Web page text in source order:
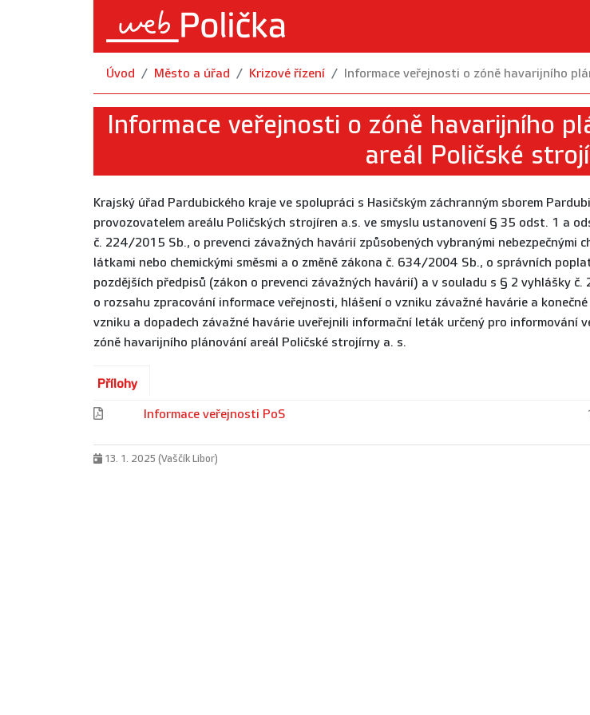
Úvod Město a úřad Krizové řízení Informace veřejnosti o zóně havarijního
Informace veřejnosti o zóně havarijního
areál Poličské
Krajský úřad Pardubického kraje ve spolupráci s Hasičským záchranným sborem
provozovatelem areálu Poličských strojíren a.s. ve smyslu ustanovení § 35 odst. 1 a
č. 224/2015 Sb., o prevenci závažných havárií způsobených vybranými nebezpečnými
látkami nebo chemickými směsmi a o změně zákona č. 634/2004 Sb., o správních
pozdějších předpisů (zákon o prevenci závažných havárií) a v souladu s § 2 vyhlášky č.
o rozsahu zpracování informace veřejnosti, hlášení o vzniku závažné havárie a
vzniku a dopadech závažné havárie uveřejnili informační leták určený pro informování
zóně havarijního plánování areál Poličské strojírny a. s.
Přílohy
Informace veřejnosti PoS
13. 1. 2025 (Vaščík Libor)